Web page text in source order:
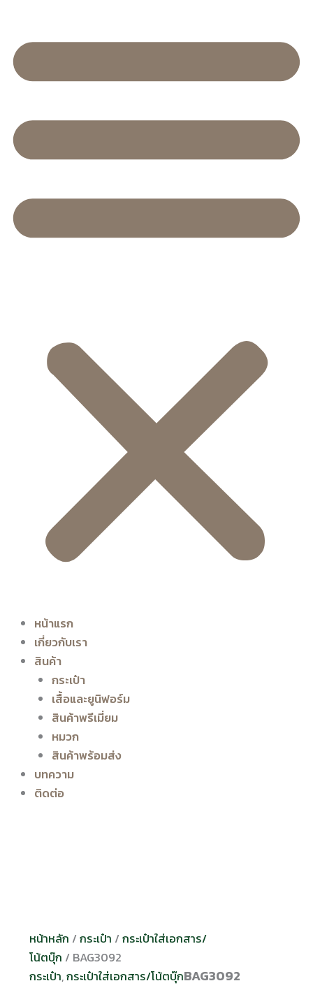
หน้าแรก
เกี่ยวกับเรา
สินค้า
กระเป๋า
เสื้อและยูนิฟอร์ม
สินค้าพรีเมี่ยม
หมวก
สินค้าพร้อมส่ง
บทความ
ติดต่อ
หน้าหลัก / กระเป๋า / กระเป๋าใส่เอกสาร/
โน้ตบุ๊ก / BAG3092
กระเป๋า,กระเป๋าใส่เอกสาร/โน้ตบุ๊กBAG3092